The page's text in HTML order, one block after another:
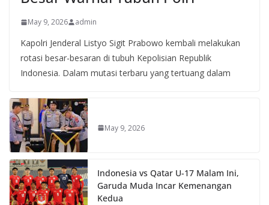
May 9, 2026 admin
Kapolri Jenderal Listyo Sigit Prabowo kembali melakukan
rotasi besar-besaran di tubuh Kepolisian Republik
Indonesia. Dalam mutasi terbaru yang tertuang dalam
May 9, 2026
Indonesia vs Qatar U-17 Malam Ini,
Garuda Muda Incar Kemenangan
Kedua